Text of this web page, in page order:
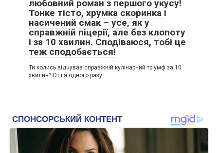
любовний роман з першого укусу!
Тонке тісто, хрумка скоринка і
насичений смак – усе, як у
справжній піцерії, але без клопоту
і за 10 хвилин. Сподіваюся, тобі це
теж сподобається!
Ти колись відчував справжній кулінарний тріумф за 10
хвилин? От і я одного разу